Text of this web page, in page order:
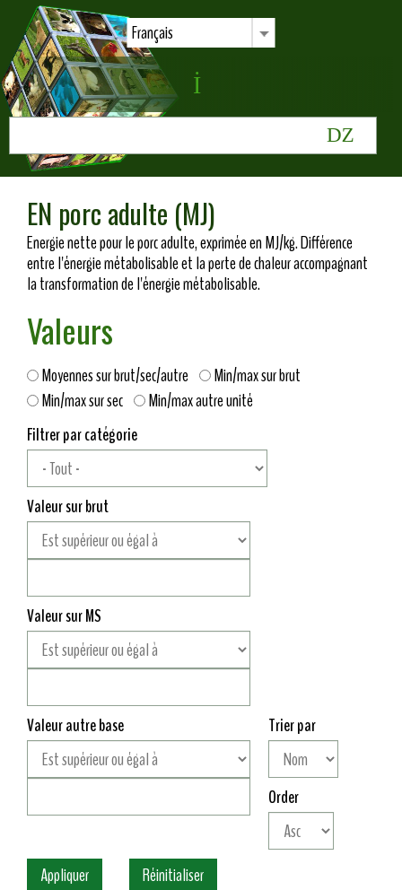
Français
EN porc adulte (MJ)
Energie nette pour le porc adulte, exprimée en MJ/kg. Différence
entre l'énergie métabolisable et la perte de chaleur accompagnant
la transformation de l'énergie métabolisable.
Valeurs
Moyennes sur brut/sec/autre
Min/max sur brut
Min/max sur sec
Min/max autre unité
Filtrer par catégorie
Valeur sur brut
Valeur sur MS
Valeur autre base Trier par
Order